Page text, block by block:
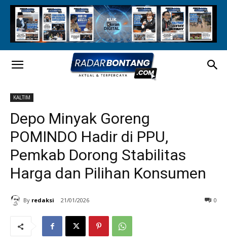
KALTIM
Depo Minyak Goreng
POMINDO Hadir di PPU,
Pemkab Dorong Stabilitas
Harga dan Pilihan Konsumen
By redaksi 21/01/2026 0